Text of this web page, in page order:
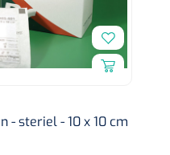
- chroom - 1 st
- steriel - 10 x 10 cm